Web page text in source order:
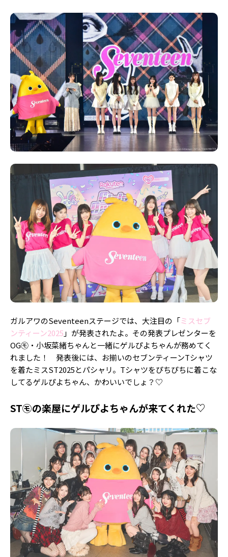
ガルアワのSeventeenステージでは、大注目の「ミスセブ
ンティーン2025 」が発表されたよ。その発表プレゼンターを
OG㋲・小坂菜緒ちゃんと一緒にゲルぴよちゃんが務めてく
れました！ 発表後には、お揃いのセブンティーンTシャツ
を着たミスST2025とパシャリ。Tシャツをぴちぴちに着こな
してるゲルぴよちゃん、かわいいでしょ？♡
ST㋲の楽屋にゲルぴよちゃんが来てくれた♡